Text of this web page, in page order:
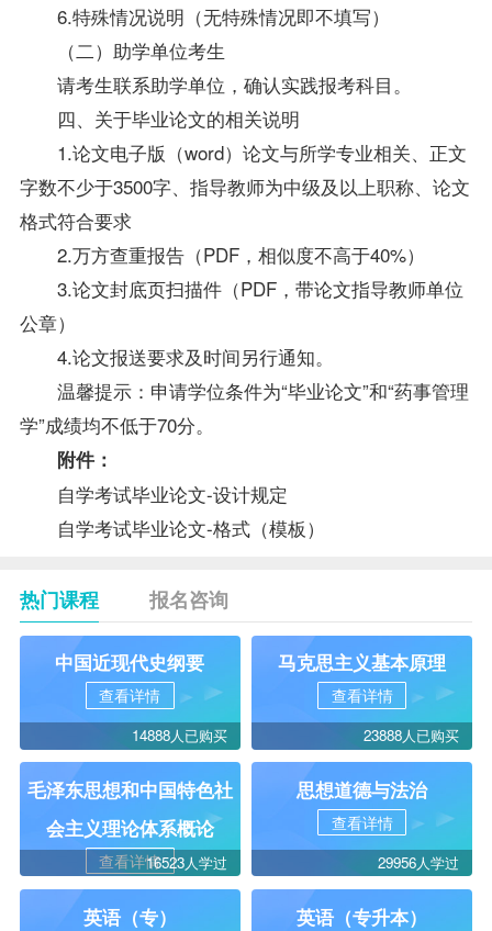
6.特殊情况说明（无特殊情况即不填写）
（二）助学单位考生
请考生联系助学单位，确认实践报考科目。
四、关于毕业论文的相关说明
1.论文电子版（word）论文与所学专业相关、正文
字数不少于3500字、指导教师为中级及以上职称、论文
格式符合要求
2.万方查重报告（PDF，相似度不高于40%）
3.论文封底页扫描件（PDF，带论文指导教师单位
公章）
4.论文报送要求及时间另行通知。
温馨提示：申请学位条件为“毕业论文”和“药事管理
学”成绩均不低于70分。
附件：
自学考试毕业论文-设计规定
自学考试毕业论文-格式（模板）
热门课程 报名咨询
中国近现代史纲要
查看详情
14888人已购买
马克思主义基本原理
查看详情
23888人已购买
毛泽东思想和中国特色社
会主义理论体系概论
查看详情16523人学过
思想道德与法治
查看详情
29956人学过
英语（专） 英语（专升本）